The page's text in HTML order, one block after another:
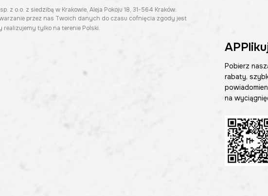
o.o. z siedzibą w Krakowie, Aleja Pokoju 18, 31-564 Kraków.
przez nas Twoich danych do czasu cofnięcia zgody jest
realizujemy tylko na terenie Polski.
Pobierz
rabaty,
na